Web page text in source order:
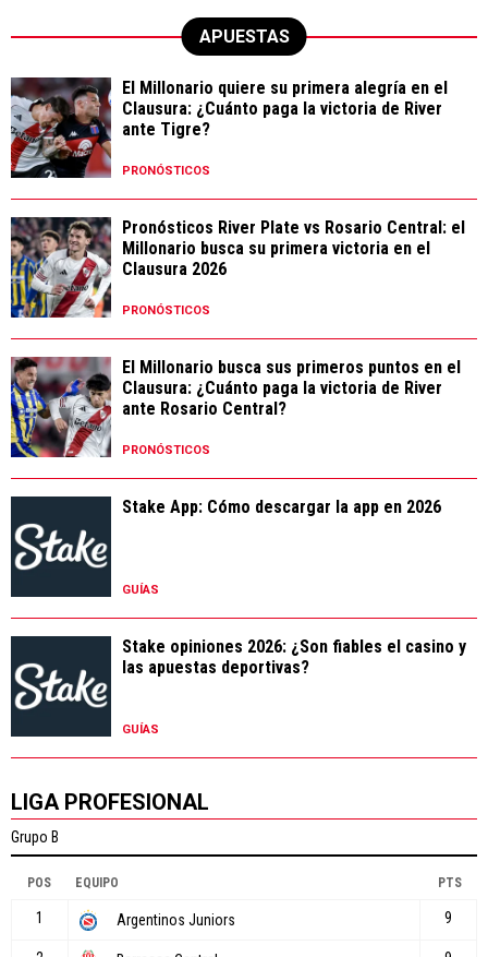
APUESTAS
El Millonario quiere su primera alegría en el
Clausura: ¿Cuánto paga la victoria de River
ante Tigre?
PRONÓSTICOS
Pronósticos River Plate vs Rosario Central: el
Millonario busca su primera victoria en el
Clausura 2026
PRONÓSTICOS
El Millonario busca sus primeros puntos en el
Clausura: ¿Cuánto paga la victoria de River
ante Rosario Central?
PRONÓSTICOS
Stake App: Cómo descargar la app en 2026
GUÍAS
Stake opiniones 2026: ¿Son fiables el casino y
las apuestas deportivas?
GUÍAS
LIGA PROFESIONAL